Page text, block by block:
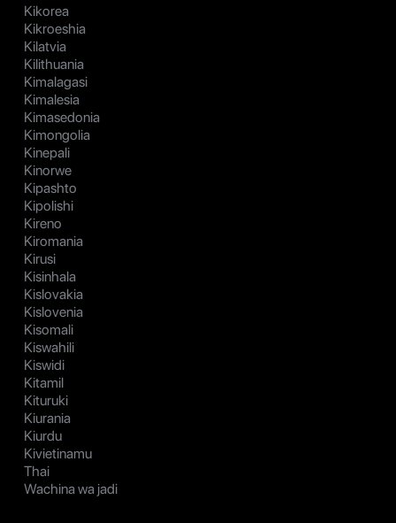
Kikorea
Kikroeshia
Kilatvia
Kilithuania
Kimalagasi
Kimalesia
Kimasedonia
Kimongolia
Kinepali
Kinorwe
Kipashto
Kipolishi
Kireno
Kiromania
Kirusi
Kisinhala
Kislovakia
Kislovenia
Kisomali
Kiswahili
Kiswidi
Kitamil
Kituruki
Kiurania
Kiurdu
Kivietinamu
Thai
Wachina wa jadi